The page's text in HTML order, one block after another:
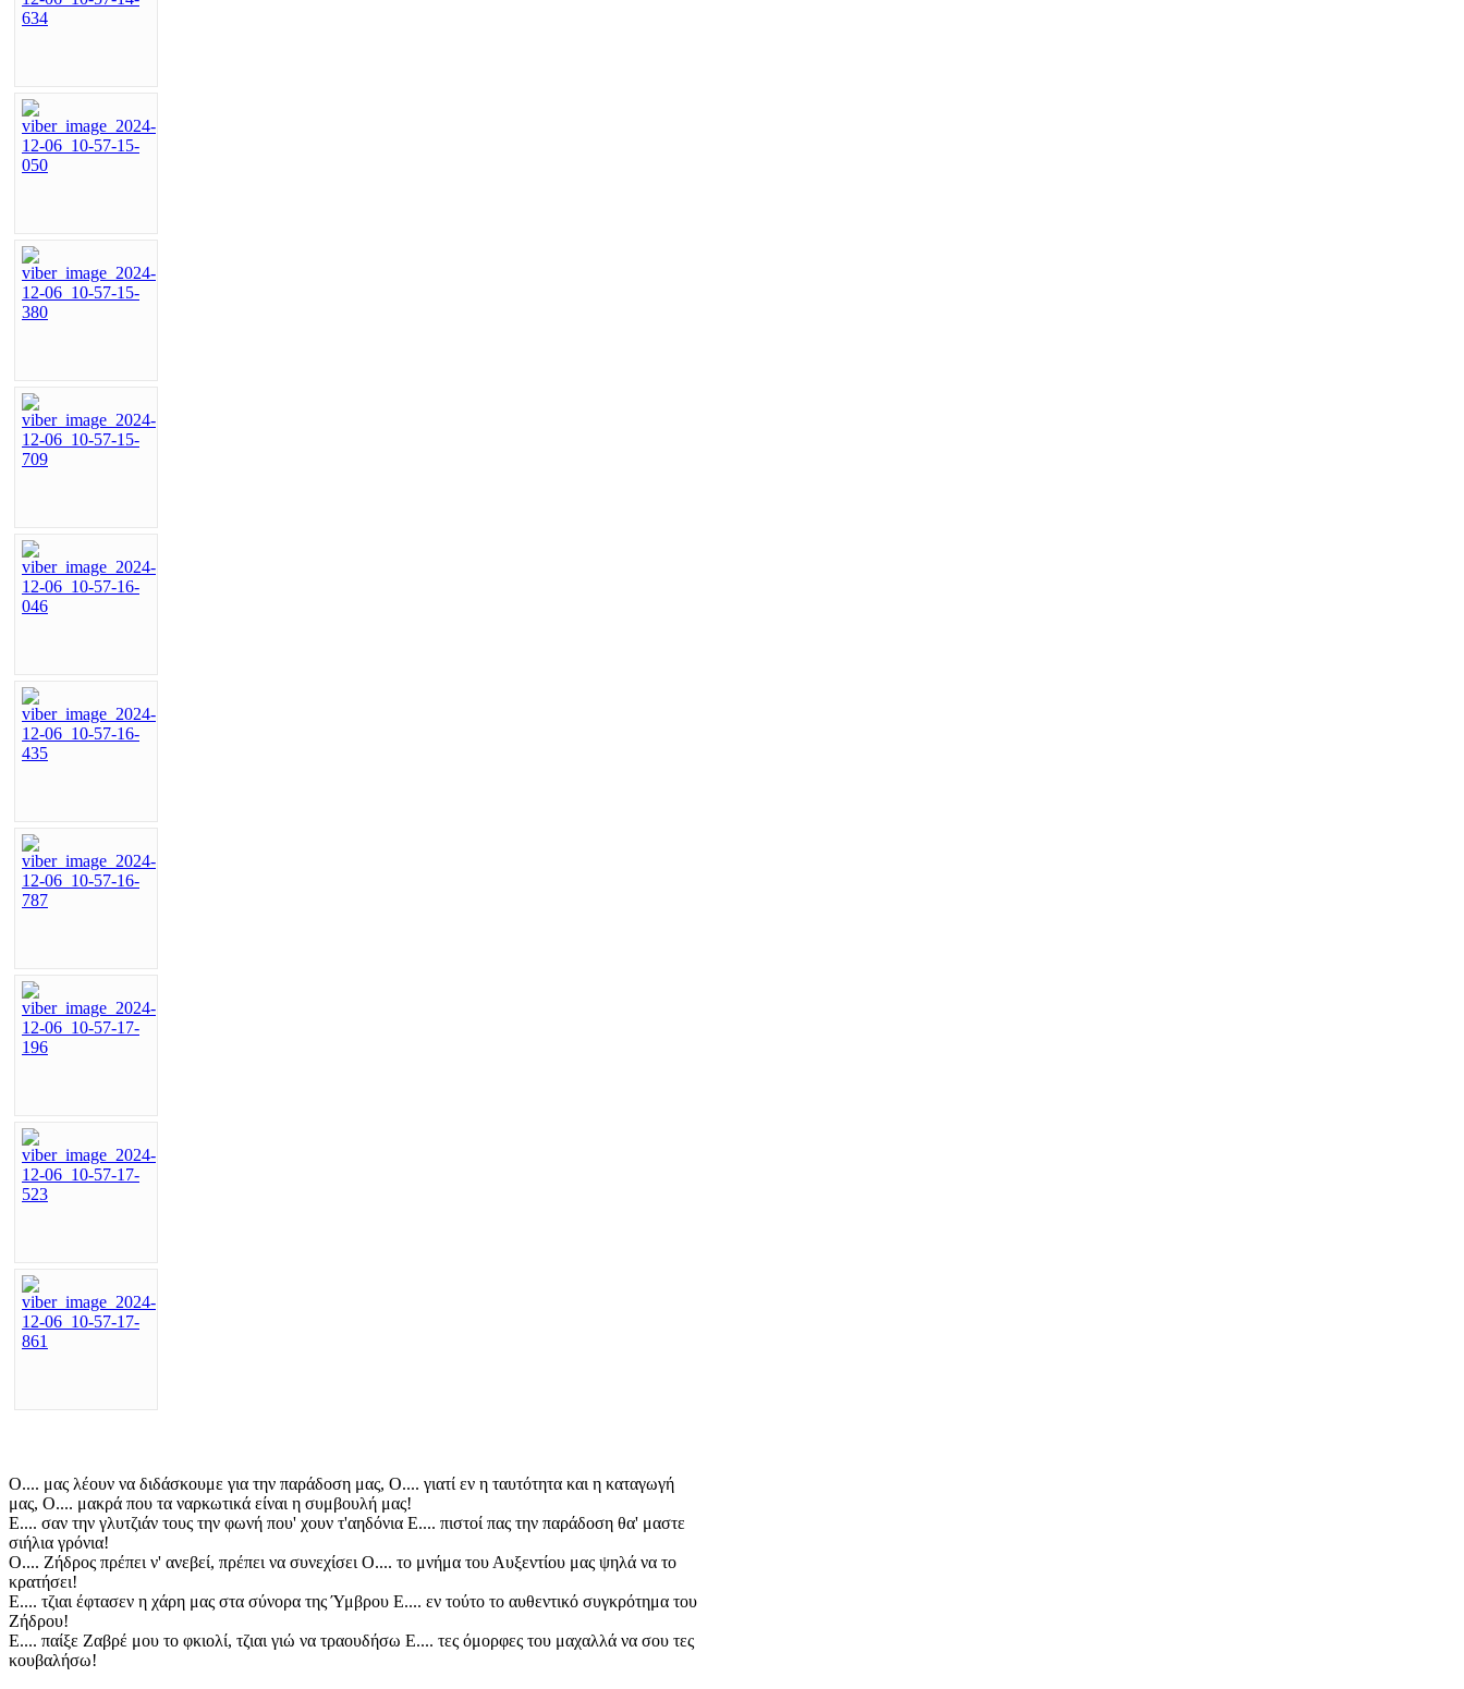
Ο.... μας λέουν να διδάσκουμε για την παράδοση μας, Ο.... γιατί εν η ταυτότητα και η καταγωγή
μας, Ο.... μακρά που τα ναρκωτικά είναι η συμβουλή μας!
Ε.... σαν την γλυτζιάν τους την φωνή που' χουν τ'αηδόνια Ε.... πιστοί πας την παράδοση θα' μαστε
σιήλια γρόνια!
Ο.... Ζήδρος πρέπει ν' ανεβεί, πρέπει να συνεχίσει Ο.... το μνήμα του Αυξεντίου μας ψηλά να το
κρατήσει!
Ε.... τζιαι έφτασεν η χάρη μας στα σύνορα της Ύμβρου Ε.... εν τούτο το αυθεντικό συγκρότημα του
Ζήδρου!
Ε.... παίξε Ζαβρέ μου το φκιολί, τζιαι γιώ να τραουδήσω Ε.... τες όμορφες του μαχαλλά να σου τες
κουβαλήσω!